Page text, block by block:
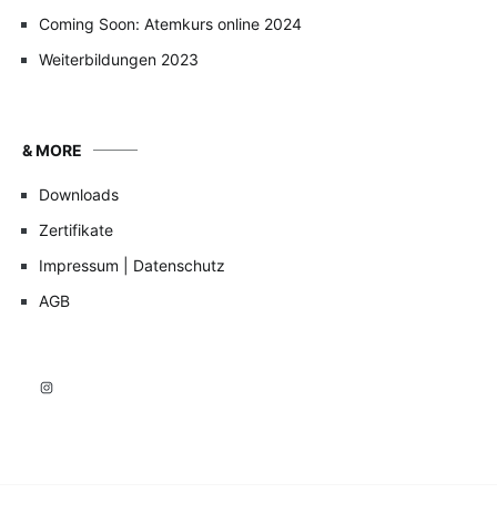
Coming Soon: Atemkurs online 2024
Weiterbildungen 2023
& MORE
Downloads
Zertifikate
Impressum | Datenschutz
AGB